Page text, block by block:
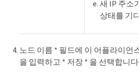
새 IP 주소
상태를 기
노드 이름 * 필드에 이 어플라이언
을 입력하고 * 저장 * 을 선택합니다.